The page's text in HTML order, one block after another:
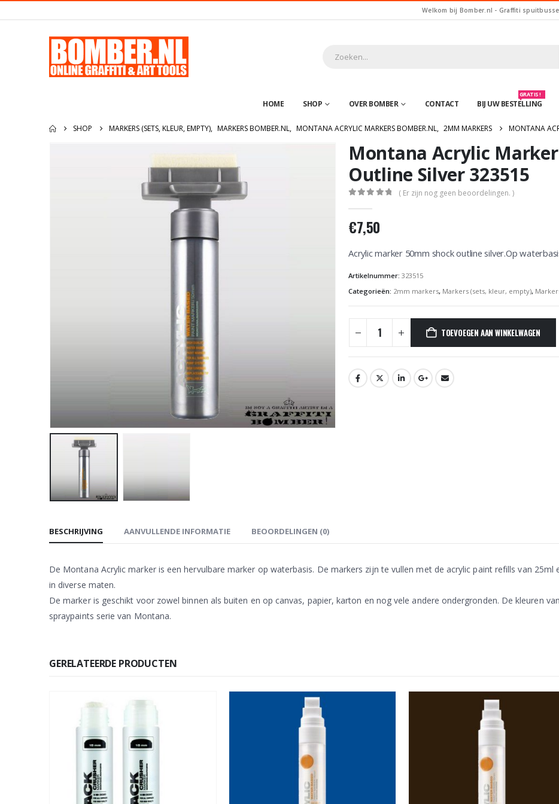
Welkom bij Bomber.nl - Graffiti
HOME SHOP OVER BOMBER CONTACT BIJ UW BESTELLING
GRATIS !
SHOP MARKERS (SETS, KLEUR, EMPTY), MARKERS BOMBER.NL, MONTANA ACRYLIC MARKERS BOMBER.NL, 2MM MARKERS MONTANA
Montana Acrylic
Outline Silver 323515
( Er zijn nog geen beoordelingen. )
€7,50
Acrylic marker 50mm shock outline silver.Op
Artikelnummer: 323515
Categorieën: 2mm markers, Markers (sets, kleur, empty),
TOEVOEGEN AAN WINKELWAGEN
BESCHRIJVING AANVULLENDE INFORMATIE BEOORDELINGEN (0)
De Montana Acrylic marker is een hervulbare marker op waterbasis. De markers zijn te vullen met de acrylic paint refills van
in diverse maten.
De marker is geschikt voor zowel binnen als buiten en op canvas, papier, karton en nog vele andere ondergronden. De kleuren
spraypaints serie van Montana.
GERELATEERDE PRODUCTEN